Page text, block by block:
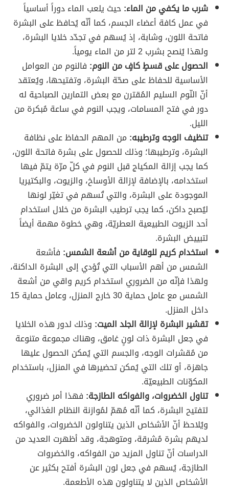
شرب ما يكفي من الماء:حيث يلعب الماء دوراً أساسياً
في عمل كافة أعضاء الجسم، كما أنّه يُحافظ على البشرة
فاتحة اللون، وشابة، إذ يُسهم في تجدّد خلايا البشرة،
ولهذا يُنصح بشرب 2 لتر من الماء يومياً.
الحصول على قسطٍ كافٍ من النوم: فالنوم من العوامل
الأساسية للحفاظ على صحّة البشرة، وتفتيحها، ويُعتقد
أنّ النّوم السليم المُقترن مع بعض التمارين الصباحية له
دور في فتح المسامات، ويجب النوم في ساعة مُبكرة من
الليل.
تنظيف الوجه وترطيبه: من المهم الحفاظ على نظافة
البشرة، وترطيبها؛ وذلك للحصول على بشرة فاتحة اللون،
كما يجب إزالة المكياج قبل النوم في كلّ مرّة يتمّ فيها
استخدامه، بالإضافة لإزالة الأوساخ، والزيوت، والبكتيريا
الموجودة على البشرة، والتي تُسهم في تغيّر لونها
ليُصبح داكن، كما يجب ترطيب البشرة من خلال استخدام
أحد الزيوت الطبيعية العطريّة، وهي خطوة مهمة أيضاً
لتبييض البشرة.
استخدام كريم للوقاية من أشعة الشمس: فأشعة
الشمس من أهم الأسباب التي تُؤدي إلى البشرة الداكنة،
ولهذا فإنّه من الضروري استخدام كريم واقي من أشعة
الشمس مع عامل حماية 30 خارج المنزل، وعامل حماية 15
داخل المنزل.
تقشير البشرة لإزالة الجلد الميت: وذلك لدور هذه الخلايا
في جعل البشرة ذات لونٍ غامق، وهناك مجموعة متنوعة
من مُقشرات الوجه، والجسم التي يُمكن الحصول عليها
جاهزة، أو تلك التي يُمكن تحضيرها في المنزل، باستخدام
المكوّنات الطبيعيّة.
تناول الخضروات، والفواكه الطازجة: فهذا أمر ضروري
لتفتيح البشرة، كما أنّه مُهمّ لمُوازنة النظام الغذائي،
ويُلاحظ أنّ الأشخاص الذين يتناولون الخضروات، والفواكه
لديهم بشرة مُشرقة، ومتوهجة، وقد أظهرت العديد من
الدراسات أنّ تناول المزيد من الفواكه، والخضروات
الطازجة، يُسهم في جعل لون البشرة أفتح بكثير عن
الأشخاص الذين لا يتناولون هذه الأطعمة.